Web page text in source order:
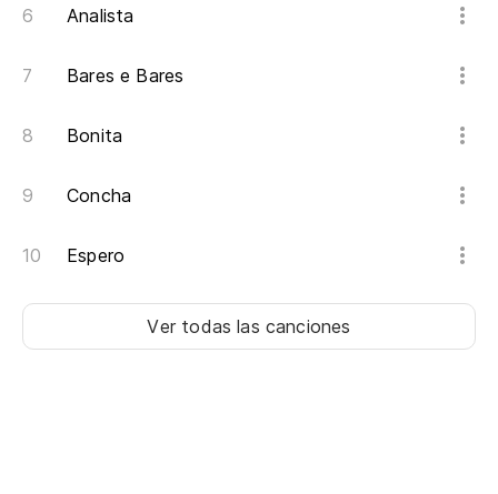
Analista
Bares e Bares
Bonita
Concha
Espero
Ver todas las canciones